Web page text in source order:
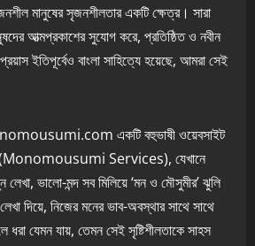
মানুষের সৃজনশীলতার একটি ক্ষেত্র। সারা
আত্মপ্রকাশের সুযোগ করে, প্রতিষ্ঠিত ও নবীন
ইতিপূর্বেও বাংলা সাহিত্যে হয়েছে, আমরা সেই
একটি বহুভাষী ওয়েবসাইট
(Monomousumi Services), যেখানে
ভালো-মন্দ সব মিলিয়ে ‘মন ও মৌসুমীর’ ঝুলি
দিয়ে, নিজের মনের ভাব-অবস্থার সাথে সাথে
যেমন যায়, তেমন সেই সৃষ্টিশীলতাকে সাহস